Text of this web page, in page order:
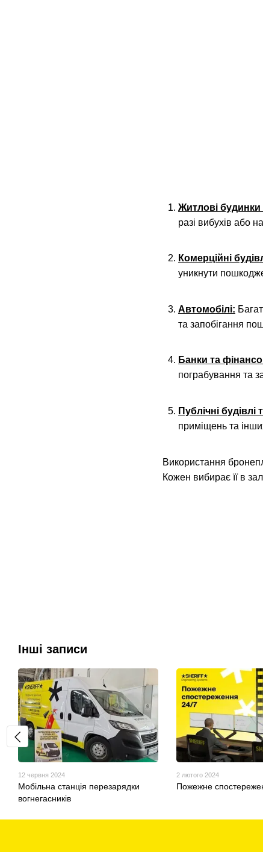
Житлові будинки
разі вибухів або
Комерційні
уникнути
Автомобілі:
та запобігання
Банки та
пограбування та
Публічні
приміщень та
Використання
Кожен вибирає її в
Інші записи
12 червня 2024
Мобільна станція перезарядки
вогнегасників
2 лютого 2024
Пожежне